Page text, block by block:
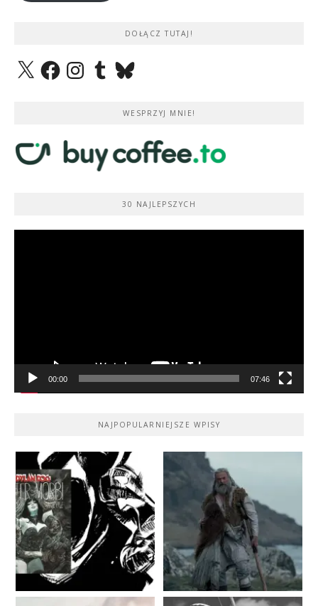
DOŁĄCZ TUTAJ!
X FacebookInstagramTumblrBluesky
WESPRZYJ MNIE!
30 NAJLEPSZYCH
00:00 07:46
NAJPOPULARNIEJSZE WPISY